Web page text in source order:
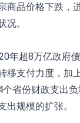
商品价格下跌，
况。
年超8万亿政府
移支付力度，加
省份财政支出
出规模的扩张。